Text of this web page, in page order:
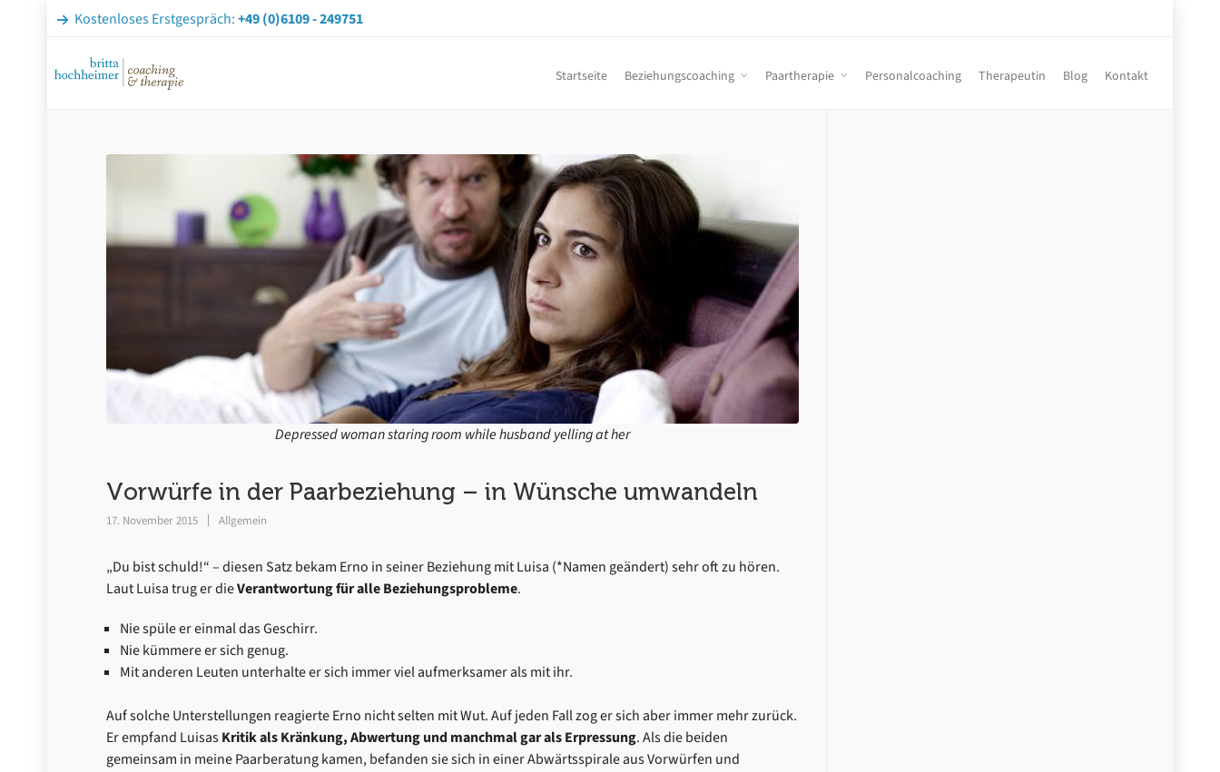
Kostenloses Erstgespräch:+49 (0)6109 - 249751
Startseite Beziehungscoaching Paartherapie Personalcoaching Therapeutin Blog Kontakt
Depressed woman staring room while husband yelling at her
Vorwürfe in der Paarbeziehung – in Wünsche umwandeln
17. November 2015 Allgemein
„Du bist schuld!“ – diesen Satz bekam Erno in seiner Beziehung mit Luisa (*Namen geändert) sehr oft zu hören.
Laut Luisa trug er dieVerantwortung für alle Beziehungsprobleme.
Nie spüle er einmal das Geschirr.
Nie kümmere er sich genug.
Mit anderen Leuten unterhalte er sich immer viel aufmerksamer als mit ihr.
Auf solche Unterstellungen reagierte Erno nicht selten mit Wut. Auf jeden Fall zog er sich aber immer mehr zurück.
Er empfand Luisas Kritik als Kränkung, Abwertung und manchmal gar als Erpressung. Als die beiden
gemeinsam in meine Paarberatung kamen, befanden sie sich in einer Abwärtsspirale aus Vorwürfen und